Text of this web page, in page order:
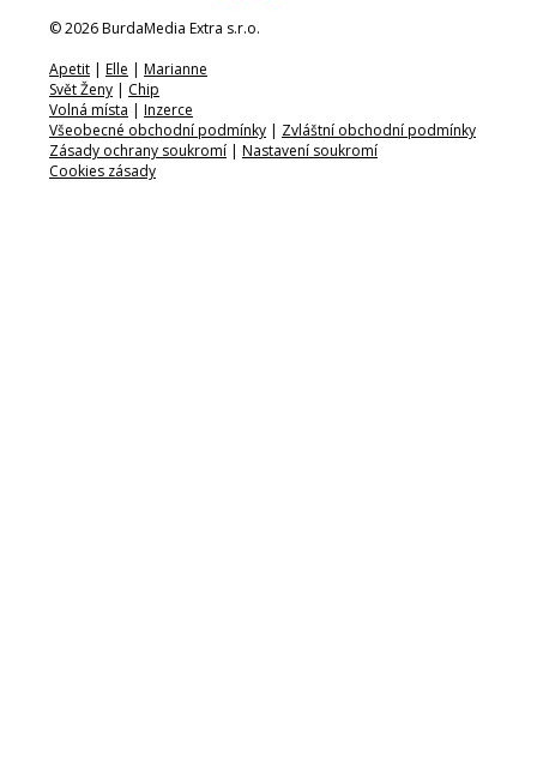
© 2026 BurdaMedia Extra s.r.o.
Apetit | Elle | Marianne
Svět Ženy | Chip
Volná místa | Inzerce
Všeobecné obchodní podmínky | Zvláštní obchodní podmínky
Zásady ochrany soukromí | Nastavení soukromí
Cookies zásady